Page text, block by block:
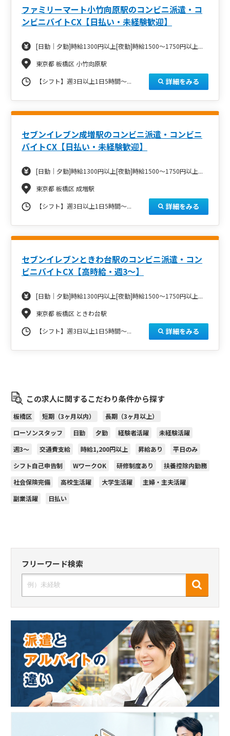
ファミリーマート小竹向原駅のコンビニ派遣・コ
ンビニバイトCX【日払い・未経験歓迎】
[日勤｜夕勤]時給1300円以上[夜勤]時給1500～1750円以上...
東京都 板橋区 小竹向原駅
【シフト】週3日以上1日5時間～... 詳細をみる
セブンイレブン成増駅のコンビニ派遣・コンビニ
バイトCX【日払い・未経験歓迎】
[日勤｜夕勤]時給1300円以上[夜勤]時給1500～1750円以上...
東京都 板橋区 成増駅
【シフト】週3日以上1日5時間～... 詳細をみる
セブンイレブンときわ台駅のコンビニ派遣・コン
ビニバイトCX【高時給・週3～】
[日勤｜夕勤]時給1300円以上[夜勤]時給1500～1750円以上...
東京都 板橋区 ときわ台駅
【シフト】週3日以上1日5時間～... 詳細をみる
この求人に関するこだわり条件から探す
板橋区 短期（3ヶ月以内）
長期（3ヶ月以上）
ローソンスタッフ
日勤 夕勤 経験者活躍
未経験活躍
週3～
交通費支給 時給1,200円以上 昇給あり
平日のみ
シフト自己申告制
WワークOK 研修制度あり
扶養控除内勤務
社会保険完備
高校生活躍 大学生活躍
主婦・主夫活躍
副業活躍
日払い
フリーワード検索